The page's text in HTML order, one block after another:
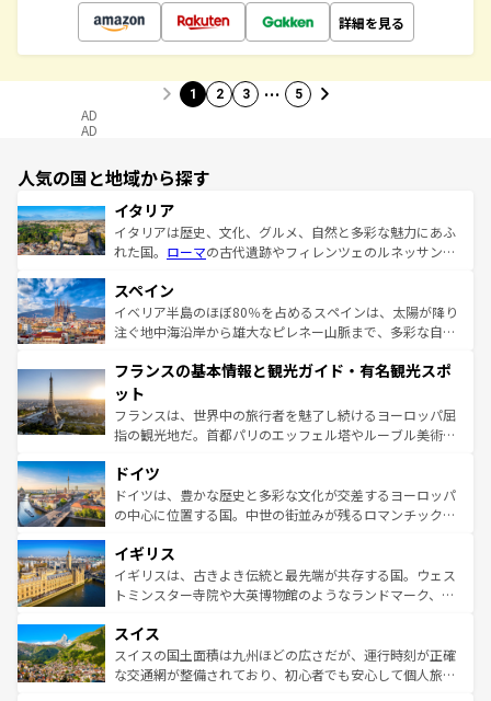
詳細を見る
1 2 3 … 5
AD
AD
人気の国と地域から探す
イタリア
イタリアは歴史、文化、グルメ、自然と多彩な魅力にあふ
れた国。 ローマの古代遺跡やフィレンツェのルネッサンス
ろん、トスカーナの美しい田園風景やアマルフィ海岸の絶
景など、自然景観も見逃せない。観光の合間には、本場の
ピザやパスタなど、絶品のイタリア料理を堪能することも
ませてくれるイタリアで、忘れられない旅をしてみよう！
なお、新着のイタリア情報は
しい。
スペイン
イベリア半島のほぼ80％を占めるスペインは、太陽が降り
注ぐ地中海沿岸から雄大なピレネー山脈まで、多彩な自然
文化が根付くこの国では、情熱的なフラメンコ、熱気あふ
れる闘牛、そして美味しいタパスが生活の一部となってい
る。首都マドリードの洗練された雰囲気や、バルセロナの
アートに溢れた街角から、地方では古代ローマ遺跡や中世
せる。地方によって風土や気候が異なるスペインはその個
性で訪れる人を魅了する。 なお、新着のスペイン情報は コ
ンテンツ一覧を参照してほしい。
フランスの基本情報と観光ガイド・有名観光スポ
ット
フランスは、世界中の旅行者を魅了し続けるヨーロッパ屈
指の観光地だ。首都パリのエッフェル塔やルーブル美術館
で、幅広い魅力が詰まっている。華麗な宮殿、歴史的な大
聖堂、美しいビーチ、そして豊かな自然が、訪れる者を心
から魅了する。また、フランスは美食の国としても知ら
いる。シャンパンの発祥地であるランス、プロヴァンスの
香り高いラベンダー畑など、多彩な楽しみ方が可能だ。さ
らに、パリ以外の地域にも魅力が溢れており、どの街角に
れる地方に足を運ぶとそれぞれで全く異なる文化を体験で
きるだろう。 なお、新着のフランス情報はコンテンツ一覧
を参照してほしい。
ドイツ
ドイツは、豊かな歴史と多彩な文化が交差するヨーロッパ
の中心に位置する国。中世の街並みが残るロマンチック街
顔を持つこの国は、どこを歩いても飽きることがない。ベ
ルリンの文化的活気、バイエルン州のアルプスの絶景、そ
してライン川沿いのワイン畑といった風景は必見。ビール
は、お酒好きな人にはぜひ体験してほしい。 なお、新着の
ドイツ情報はコンテンツ一覧を参照してほしい。
イギリス
イギリスは、古きよき伝統と最先端が共存する国。ウェス
トミンスター寺院や大英博物館のようなランドマーク、歴
リアごとに異なる魅力がある。また、優雅なアフタヌーン
ティー、ビール好きにはたまらない英国パブ、サッカー観
戦など、本場だからこそできる体験も豊富。イギリスを旅
スイス
スイスの国土面積は九州ほどの広さだが、運行時刻が正確
な交通網が整備されており、初心者でも安心して個人旅行